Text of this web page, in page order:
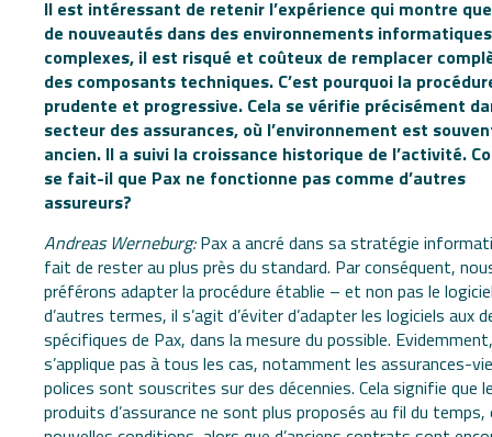
Il est intéressant de retenir l’expérience qui montre
de nouveautés dans des environnements informatiques
complexes, il est risqué et coûteux de remplacer
des composants techniques. C’est pourquoi la
prudente et progressive. Cela se vérifie précisément
secteur des assurances, où l’environnement est
ancien. Il a suivi la croissance historique de l’activité.
se fait-il que Pax ne fonctionne pas comme d’autres
assureurs?
Andreas Werneburg:Pax a ancré dans sa stratégie
fait de rester au plus près du standard. Par conséquent,
préférons adapter la procédure établie – et non pas le
d’autres termes, il s’agit d’éviter d’adapter les logiciels aux
spécifiques de Pax, dans la mesure du possible.
s’applique pas à tous les cas, notamment les assurances-
polices sont souscrites sur des décennies. Cela signifie que
produits d’assurance ne sont plus proposés au fil du temps,